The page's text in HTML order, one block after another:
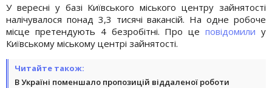
У вересні у базі Київського міського центру зайнятості
налічувалося понад 3,3 тисячі вакансій. На одне робоче
місце претендують 4 безробітні. Про цеповідомили у
Київському міському центрі зайнятості.
Читайте також:
В Україні поменшало пропозицій віддаленої роботи